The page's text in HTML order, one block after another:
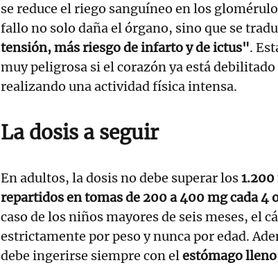
se reduce el riego sanguíneo en los
fallo no solo daña el órgano, sino que se
tensión, más riesgo de infarto y de ictus".
muy peligrosa si el corazón ya está debilitado
realizando una actividad física intensa.
La dosis a seguir
En adultos, la dosis no debe superar los
repartidos en tomas de 200 a 400 mg cada 4
caso de los niños mayores de seis meses, el
estrictamente por peso y nunca por edad.
debe ingerirse siempre con elestómago